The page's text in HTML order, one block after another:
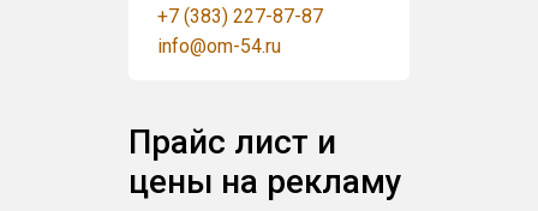
+7 (383) 227-87-87
info@om-54.ru
Прайс лист и
цены на рекламу